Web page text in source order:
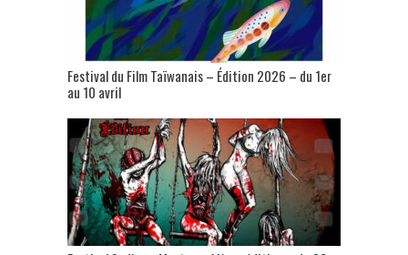
Festival du Film Taïwanais – Édition 2026 – du 1er
au 10 avril